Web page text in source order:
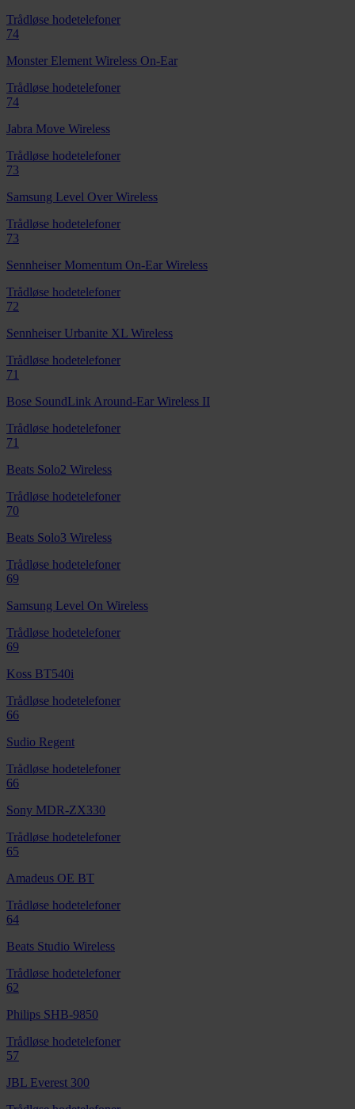
Trådløse hodetelefoner
74
Monster Element Wireless On-Ear
Trådløse hodetelefoner
74
Jabra Move Wireless
Trådløse hodetelefoner
73
Samsung Level Over Wireless
Trådløse hodetelefoner
73
Sennheiser Momentum On-Ear Wireless
Trådløse hodetelefoner
72
Sennheiser Urbanite XL Wireless
Trådløse hodetelefoner
71
Bose SoundLink Around-Ear Wireless II
Trådløse hodetelefoner
71
Beats Solo2 Wireless
Trådløse hodetelefoner
70
Beats Solo3 Wireless
Trådløse hodetelefoner
69
Samsung Level On Wireless
Trådløse hodetelefoner
69
Koss BT540i
Trådløse hodetelefoner
66
Sudio Regent
Trådløse hodetelefoner
66
Sony MDR-ZX330
Trådløse hodetelefoner
65
Amadeus OE BT
Trådløse hodetelefoner
64
Beats Studio Wireless
Trådløse hodetelefoner
62
Philips SHB-9850
Trådløse hodetelefoner
57
JBL Everest 300